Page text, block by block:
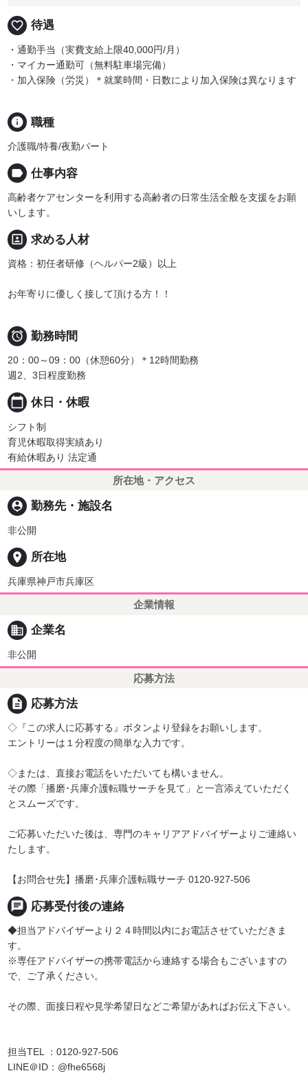
favorite_border 待遇
・通勤手当（実費支給上限40,000円/月）
・マイカー通勤可（無料駐車場完備）
・加入保険（労災）＊就業時間・日数により加入保険は異なります
info 職種
介護職/特養/夜勤パート
label 仕事内容
高齢者ケアセンターを利用する高齢者の日常生活全般を支援をお願
いします。
portrait 求める人材
資格：初任者研修（ヘルパー2級）以上
お年寄りに優しく接して頂ける方！！
 勤務時間
20：00～09：00（休憩60分）＊12時間勤務
週2、3日程度勤務
calendar_today 休日・休暇
シフト制
育児休暇取得実績あり
有給休暇あり 法定通
所在地・アクセス
person_pin 勤務先・施設名
非公開
place 所在地
兵庫県神戸市兵庫区
企業情報
business 企業名
非公開
応募方法
description 応募方法
◇『この求人に応募する』ボタンより登録をお願いします。
エントリーは１分程度の簡単な入力です。
◇または、直接お電話をいただいても構いません。
その際「播磨･兵庫介護転職サーチを見て」と一言添えていただく
とスムーズです。
ご応募いただいた後は、専門のキャリアアドバイザーよりご連絡い
たします。
【お問合せ先】播磨･兵庫介護転職サーチ 0120-927-506
chat 応募受付後の連絡
◆担当アドバイザーより２４時間以内にお電話させていただきま
す。
※専任アドバイザーの携帯電話から連絡する場合もございますの
で、ご了承ください。
その際、面接日程や見学希望日などご希望があればお伝え下さい。
担当TEL ：0120-927-506
LINE＠ID：@fhe6568j